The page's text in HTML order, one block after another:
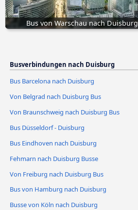
Bus von Warschau nach Duisburg
Busverbindungen nach Duisburg
Bus Barcelona nach Duisburg
Von Belgrad nach Duisburg Bus
Von Braunschweig nach Duisburg Bus
Bus Düsseldorf - Duisburg
Bus Eindhoven nach Duisburg
Fehmarn nach Duisburg Busse
Von Freiburg nach Duisburg Bus
Bus von Hamburg nach Duisburg
Busse von Köln nach Duisburg